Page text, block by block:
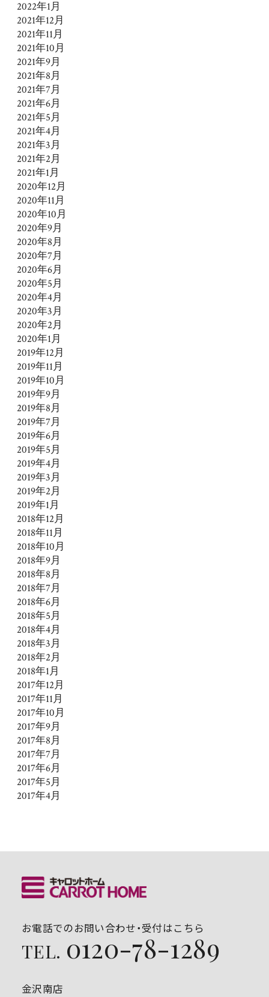
2022年1月
2021年12月
2021年11月
2021年10月
2021年9月
2021年8月
2021年7月
2021年6月
2021年5月
2021年4月
2021年3月
2021年2月
2021年1月
2020年12月
2020年11月
2020年10月
2020年9月
2020年8月
2020年7月
2020年6月
2020年5月
2020年4月
2020年3月
2020年2月
2020年1月
2019年12月
2019年11月
2019年10月
2019年9月
2019年8月
2019年7月
2019年6月
2019年5月
2019年4月
2019年3月
2019年2月
2019年1月
2018年12月
2018年11月
2018年10月
2018年9月
2018年8月
2018年7月
2018年6月
2018年5月
2018年4月
2018年3月
2018年2月
2018年1月
2017年12月
2017年11月
2017年10月
2017年9月
2017年8月
2017年7月
2017年6月
2017年5月
2017年4月
お電話でのお問い合わせ・受付はこちら
TEL. 0120-78-1289
金沢南店